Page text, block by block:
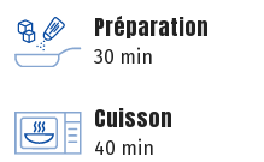
Préparation
30 min
Cuisson
40 min